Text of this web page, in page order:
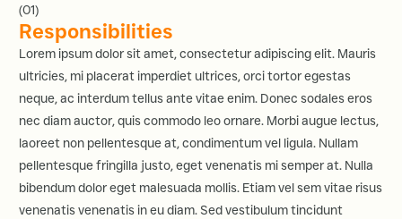
(01)
Responsibilities
Lorem ipsum dolor sit amet, consectetur adipiscing elit. Mauris
ultricies, mi placerat imperdiet ultrices, orci tortor egestas
neque, ac interdum tellus ante vitae enim. Donec sodales eros
nec diam auctor, quis commodo leo ornare. Morbi augue lectus,
laoreet non pellentesque at, condimentum vel ligula. Nullam
pellentesque fringilla justo, eget venenatis mi semper at. Nulla
bibendum dolor eget malesuada mollis. Etiam vel sem vitae risus
venenatis venenatis in eu diam. Sed vestibulum tincidunt